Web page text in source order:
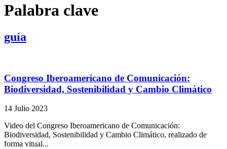
Palabra clave
guía
Congreso Iberoamericano de Comunicación:
Biodiversidad, Sostenibilidad y Cambio Climático
14 Julio 2023
Video del Congreso Iberoamericano de Comunicación:
Biodiversidad, Sostenibilidad y Cambio Climático, realizado de
forma vitual...